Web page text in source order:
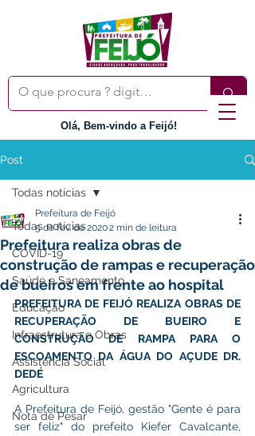
Olá, Bem-vindo a Feijó!
Post
Todas notícias
COVID-19
Saúde e Saneamento
Educação
Infraestrutura e Obras
Assistência Social
Agricultura
Nota de Pesar
Todas notícias
Prefeitura realiza obras de
construção de rampas e recuperação
de bueiros em frente ao hospital
Prefeitura de Feijó
5 de fev. de 20202 min de leitura
PREFEITURA DE FEIJÓ REALIZA OBRAS DE
RECUPERAÇÃO DE BUEIRO E
CONSTRUÇÃO DE RAMPA PARA O
ESCOAMENTO DA ÁGUA DO AÇUDE DR.
DEDÉ
A Prefeitura de Feijó, gestão "Gente é para
ser feliz" do prefeito Kiefer Cavalcante,